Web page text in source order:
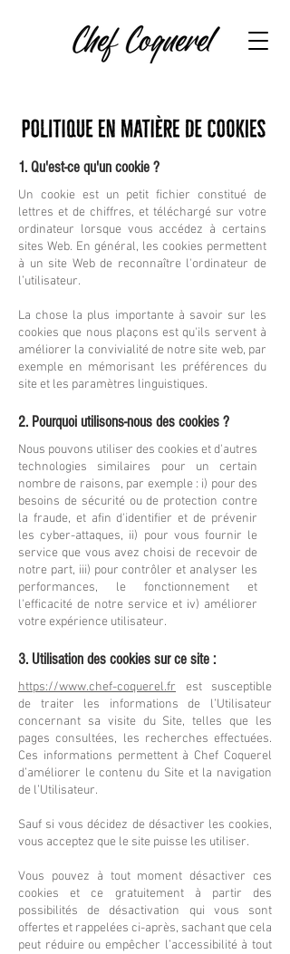
1. Qu'est-ce qu'un cookie ?
Un cookie est un petit fichier constitué de
lettres et de chiffres, et téléchargé sur votre
ordinateur lorsque vous accédez à certains
sites Web. En général, les cookies permettent
à un site Web de reconnaître l'ordinateur de
l’utilisateur.
La chose la plus importante à savoir sur les
cookies que nous plaçons est qu'ils servent à
améliorer la convivialité de notre site web, par
exemple en mémorisant les préférences du
site et les paramètres linguistiques.
2. Pourquoi utilisons-nous des cookies ?
Nous pouvons utiliser des cookies et d'autres
technologies similaires pour un certain
nombre de raisons, par exemple : i) pour des
besoins de sécurité ou de protection contre
la fraude, et afin d'identifier et de prévenir
les cyber-attaques, ii) pour vous fournir le
service que vous avez choisi de recevoir de
notre part, iii) pour contrôler et analyser les
performances, le fonctionnement et
l'efficacité de notre service et iv) améliorer
votre expérience utilisateur.
3. Utilisation des cookies sur ce site :
https://www.chef-coquerel.fr est susceptible
de traiter les informations de l’Utilisateur
concernant sa visite du Site, telles que les
pages consultées, les recherches effectuées.
Ces informations permettent à Chef Coquerel
d’améliorer le contenu du Site et la navigation
de l’Utilisateur.
Sauf si vous décidez de désactiver les cookies,
vous acceptez que le site puisse les utiliser.
Vous pouvez à tout moment désactiver ces
cookies et ce gratuitement à partir des
possibilités de désactivation qui vous sont
offertes et rappelées ci-après, sachant que cela
peut réduire ou empêcher l’accessibilité à tout